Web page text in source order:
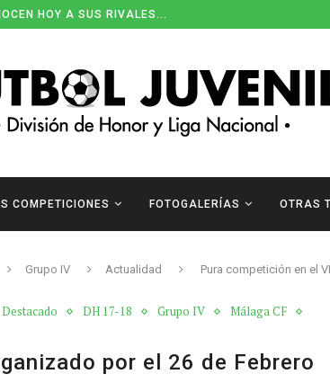
HOY A SUS RIVALES...
COMPETICIONES FOTOGALERÍAS OTRAS
Grupo IV Actualidad Pura competición en el
Destacado DH 17-18 Grupo IV
Málaga CF
por el 26 de Febrero